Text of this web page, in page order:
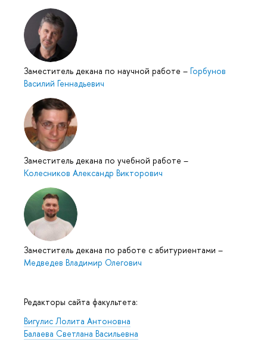
Заместитель декана по научной работе – Горбунов
Василий Геннадьевич
Заместитель декана по учебной работе –
Колесников Александр Викторович
Заместитель декана по работе с абитуриентами –
Медведев Владимир Олегович
Редакторы сайта факультета:
Вигулис Лолита Антоновна
Балаева Светлана Васильевна